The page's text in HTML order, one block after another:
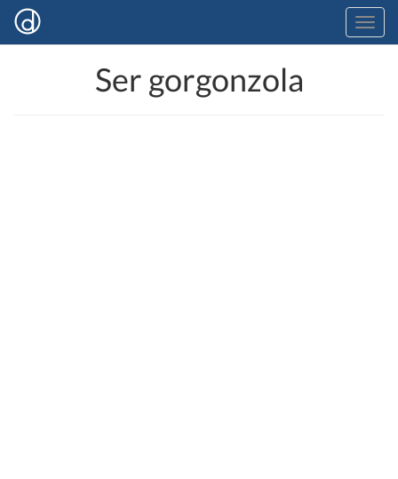
Ser gorgonzola